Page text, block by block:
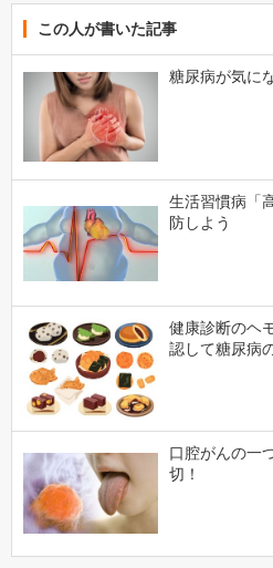
この人が書いた記事
糖尿病が気に
生活習慣病「
防しよう
健康診断のヘ
認して糖尿病
口腔がんの一
切！